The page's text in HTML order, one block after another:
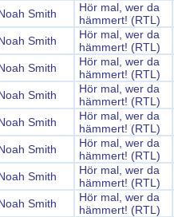
Smith
Hör mal, wer da
hämmert! (RTL)
Smith
Hör mal, wer da
hämmert! (RTL)
Smith
Hör mal, wer da
hämmert! (RTL)
Smith
Hör mal, wer da
hämmert! (RTL)
Smith
Hör mal, wer da
hämmert! (RTL)
Smith
Hör mal, wer da
hämmert! (RTL)
Smith
Hör mal, wer da
hämmert! (RTL)
Smith
Hör mal, wer da
hämmert! (RTL)